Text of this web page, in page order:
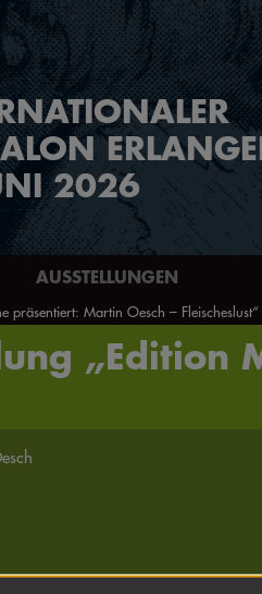
2026
AUSSTELLUNGEN
präsentiert: Martin Oesch – Fleischeslust“
„Edition